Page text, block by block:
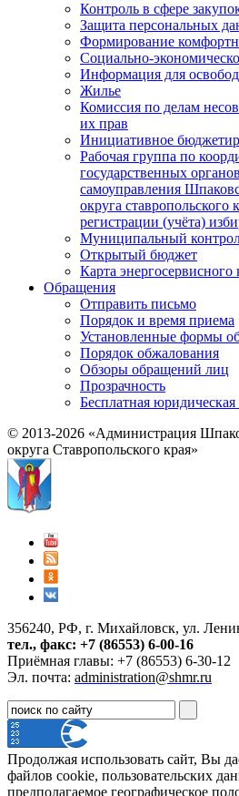
Контроль в сфере
Защита персональных
Формирование
Социально-
Информация для
Жилье
Комиссия по делам
их прав
Инициативное
Рабочая группа по
государственных
самоуправления
округа
регистрации (учёта)
Муниципальный
Открытый бюджет
Карта
Обращения
Отправить письмо
Порядок и время приема
Установленные формы
Порядок обжалования
Обзоры обращений лиц
Прозрачность
Бесплатная
© 2013-2026 «Администрация
округа Ставропольского края»
356240, РФ, г. Михайловск, ул.
тел., факс: +7 (86553) 6-00-16
Приёмная главы: +7 (86553) 6-30-12
Эл. почта: administration@shmr.ru
Продолжая использовать сайт, Вы
файлов cookie, пользовательских
предполагаемое географическое